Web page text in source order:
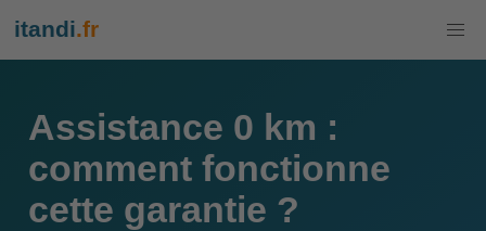
itandi.fr
Assistance 0 km :
comment fonctionne
cette garantie ?